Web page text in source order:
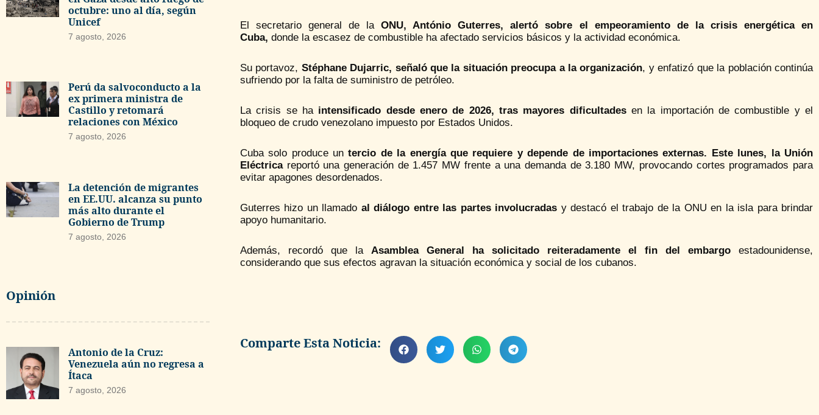
octubre: uno al día, según
Unicef
7 agosto, 2026
Perú da salvoconducto a la
ex primera ministra de
Castillo y retomará
relaciones con México
7 agosto, 2026
La detención de migrantes
en EE.UU. alcanza su punto
más alto durante el
Gobierno de Trump
7 agosto, 2026
Opinión
Antonio de la Cruz:
Venezuela aún no regresa a
Ítaca
7 agosto, 2026
El secretario general de laONU, António Guterres, alertó sobre el empeoramiento de la crisis energética en
Cuba, donde la escasez de combustible ha afectado servicios básicos y la actividad económica.
Su portavoz, Stéphane Dujarric, señaló que la situación preocupa a la organización, y enfatizó que la población continúa
sufriendo por la falta de suministro de petróleo.
La crisis se haintensificado desde enero de 2026, tras mayores dificultadesen la importación de combustible y el
bloqueo de crudo venezolano impuesto por Estados Unidos.
Cuba solo produce untercio de la energía que requiere y depende de importaciones externas. Este lunes, la Unión
Eléctricareportó una generación de 1.457 MW frente a una demanda de 3.180 MW, provocando cortes programados para
evitar apagones desordenados.
Guterres hizo un llamado al diálogo entre las partes involucradas y destacó el trabajo de la ONU en la isla para brindar
apoyo humanitario.
Además, recordó que laAsamblea General ha solicitado reiteradamente el fin del embargoestadounidense,
considerando que sus efectos agravan la situación económica y social de los cubanos.
Comparte Esta Noticia: